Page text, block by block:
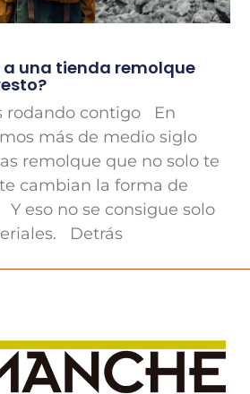
a una tienda remolque
rodando contigo En
más de medio siglo
remolque que no solo te
cambian la forma de
eso no se consigue solo
Detrás